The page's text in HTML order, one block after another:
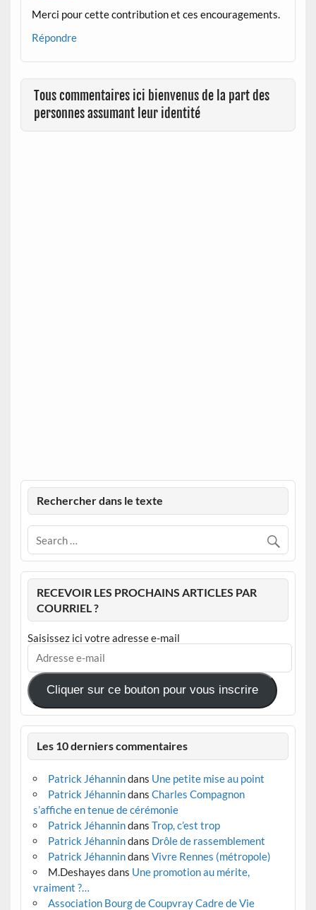
Merci pour cette contribution et ces encouragements.
Répondre
Tous commentaires ici bienvenus de la part des
personnes assumant leur identité
Rechercher dans le texte
RECEVOIR LES PROCHAINS ARTICLES PAR
COURRIEL ?
Saisissez ici votre adresse e-mail
Adresse
mail
Cliquer sur ce bouton pour vous inscrire
Les 10 derniers commentaires
Patrick Jéhannindans Une petite mise au point
Patrick Jéhannindans Charles Compagnon
s’affiche en tenue de cérémonie
Patrick Jéhannindans Trop, c’est trop
Patrick Jéhannindans Drôle de rassemblement
Patrick Jéhannindans Vivre Rennes (métropole)
M.Deshayes dans Une promotion au mérite,
vraiment ?…
Association Bourg de Coupvray Cadre de Vie